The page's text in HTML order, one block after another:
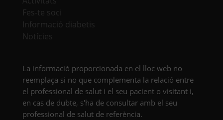
Fes-te soci
Informació diabetis
Notícies
La informació proporcionada en el lloc web no
reemplaça si no que complementa la relació entre
el professional de salut i el seu pacient o visitant i,
en cas de dubte, s'ha de consultar amb el seu
professional de salut de referència.